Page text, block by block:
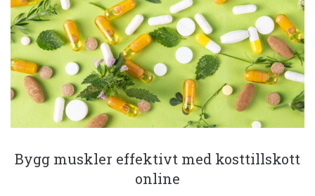
Bygg muskler effektivt med kosttillskott
online